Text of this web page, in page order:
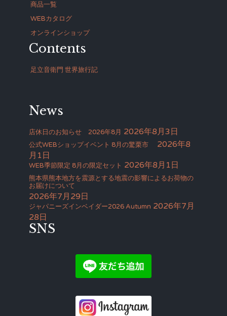
商品一覧
WEBカタログ
オンラインショップ
Contents
足立音衛門 世界旅行記
News
店休日のお知らせ 2026年8月 2026年8月3日
公式WEBショップイベント 8月の驚栗市
2026年8
月1日
WEB季節限定 8月の限定セット 2026年8月1日
熊本県熊本地方を震源とする地震の影響によるお荷物の
お届けについて
2026年7月29日
ジャパニーズインベイダー2026 Autumn 2026年7月
28日
SNS